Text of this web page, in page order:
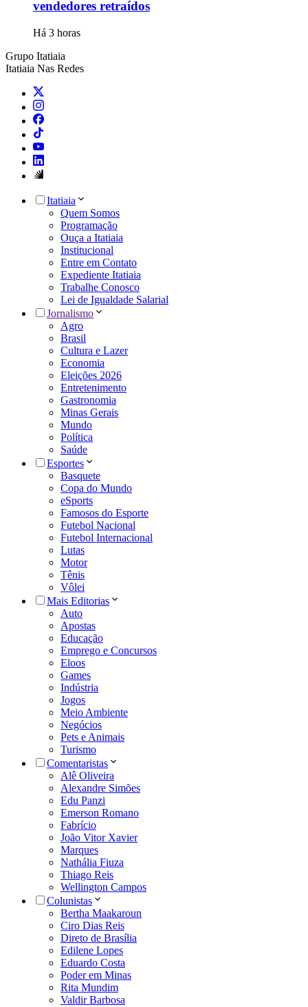
vendedores retraídos
Há 3 horas
Grupo Itatiaia
Itatiaia Nas Redes
Itatiaia
Quem Somos
Programação
Ouça a Itatiaia
Institucional
Entre em Contato
Expediente Itatiaia
Trabalhe Conosco
Lei de Igualdade Salarial
Jornalismo
Agro
Brasil
Cultura e Lazer
Economia
Eleições 2026
Entretenimento
Gastronomia
Minas Gerais
Mundo
Política
Saúde
Esportes
Basquete
Copa do Mundo
eSports
Famosos do Esporte
Futebol Nacional
Futebol Internacional
Lutas
Motor
Tênis
Vôlei
Mais Editorias
Auto
Apostas
Educação
Emprego e Concursos
Eloos
Games
Indústria
Jogos
Meio Ambiente
Negócios
Pets e Animais
Turismo
Comentaristas
Alê Oliveira
Alexandre Simões
Edu Panzi
Emerson Romano
Fabrício
João Vitor Xavier
Marques
Nathália Fiuza
Thiago Reis
Wellington Campos
Colunistas
Bertha Maakaroun
Ciro Dias Reis
Direto de Brasília
Edilene Lopes
Eduardo Costa
Poder em Minas
Rita Mundim
Valdir Barbosa